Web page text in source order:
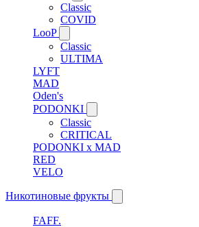
Classic
COVID
LooP
Classic
ULTIMA
LYFT
MAD
Oden's
PODONKI
Classic
CRITICAL
PODONKI x MAD
RED
VELO
Никотиновые фрукты
FAFF.